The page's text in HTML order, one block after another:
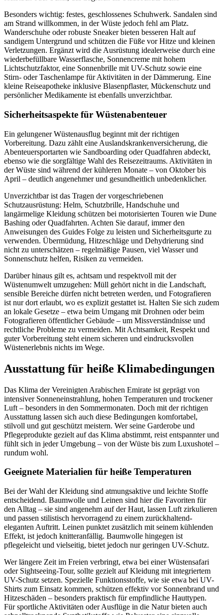
Besonders wichtig: festes, geschlossenes Schuhwerk. Sandalen sind
am Strand willkommen, in der Wüste jedoch fehl am Platz.
Wanderschuhe oder robuste Sneaker bieten besseren Halt auf
sandigem Untergrund und schützen die Füße vor Hitze und kleinen
Verletzungen. Ergänzt wird die Ausrüstung idealerweise durch eine
wiederbefüllbare Wasserflasche, Sonnencreme mit hohem
Lichtschutzfaktor, eine Sonnenbrille mit UV-Schutz sowie eine
Stirn- oder Taschenlampe für Aktivitäten in der Dämmerung. Eine
kleine Reiseapotheke inklusive Blasenpflaster, Mückenschutz und
persönlicher Medikamente ist ebenfalls unverzichtbar.
Sicherheitsaspekte für Wüstenabenteuer
Ein gelungener Wüstenausflug beginnt mit der richtigen
Vorbereitung. Dazu zählt eine Auslandskrankenversicherung, die
Abenteuersportarten wie Sandboarding oder Quadfahren abdeckt,
ebenso wie die sorgfältige Wahl des Reisezeitraums. Aktivitäten in
der Wüste sind während der kühleren Monate – von Oktober bis
April – deutlich angenehmer und gesundheitlich unbedenklicher.
Unverzichtbar ist das Tragen der vorgeschriebenen
Schutzausrüstung: Helm, Schutzbrille, Handschuhe und
langärmelige Kleidung schützen bei motorisierten Touren wie Dune
Bashing oder Quadfahrten. Achten Sie darauf, immer den
Anweisungen des Guides Folge zu leisten und Sicherheitsgurte zu
verwenden. Übermüdung, Hitzeschläge und Dehydrierung sind
nicht zu unterschätzen – regelmäßige Pausen, viel Wasser und
Sonnenschutz helfen, Risiken zu vermeiden.
Darüber hinaus gilt es, achtsam und respektvoll mit der
Wüstenumwelt umzugehen: Müll gehört nicht in die Landschaft,
sensible Bereiche dürfen nicht betreten werden, und Fotografieren
ist nur dort erlaubt, wo es explizit gestattet ist. Halten Sie sich zudem
an lokale Gesetze – etwa beim Umgang mit Drohnen oder beim
Fotografieren öffentlicher Gebäude – um Missverständnisse und
rechtliche Probleme zu vermeiden. Mit Achtsamkeit, Respekt und
guter Vorbereitung steht einem sicheren und eindrucksvollen
Wüstenerlebnis nichts im Wege.
Ausstattung für heiße Klimabedingungen
Das Klima der Vereinigten Arabischen Emirate ist geprägt von
intensiver Sonneneinstrahlung, hohen Temperaturen und trockener
Luft – besonders in den Sommermonaten. Doch mit der richtigen
Ausstattung lassen sich auch diese Bedingungen komfortabel,
stilvoll und gut geschützt meistern. Wer seine Garderobe und
Pflegeprodukte gezielt auf das Klima abstimmt, reist entspannter und
fühlt sich in jeder Umgebung – von der Wüste bis zum Luxushotel –
rundum wohl.
Geeignete Materialien für heiße Temperaturen
Bei der Wahl der Kleidung sind atmungsaktive und leichte Stoffe
entscheidend. Baumwolle und Leinen sind hier die Favoriten für
den Alltag – sie sind angenehm auf der Haut, lassen Luft zirkulieren
und passen stilistisch hervorragend zu einem zurückhaltend-
eleganten Auftritt. Leinen punktet zusätzlich mit seinem kühlenden
Effekt, ist jedoch knitteranfällig. Baumwolle hingegen ist
pflegeleicht und vielseitig, bietet jedoch nur geringen UV-Schutz.
Wer längere Zeit im Freien verbringt, etwa bei einer Wüstensafari
oder Sightseeing-Tour, sollte gezielt auf Kleidung mit integriertem
UV-Schutz setzen. Spezielle Funktionsstoffe, wie sie etwa bei UV-
Shirts zum Einsatz kommen, schützen effektiv vor Sonnenbrand und
Hitzeschäden – besonders praktisch für empfindliche Hauttypen.
Für sportliche Aktivitäten oder Ausflüge in die Natur bieten auch